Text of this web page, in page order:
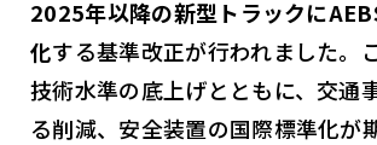
2025年以降の新型トラックに
化する基準改正が行われました。
技術水準の底上げとともに、交通
る削減、安全装置の国際標準化が